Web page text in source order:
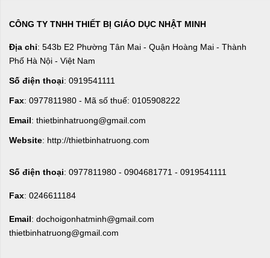
CÔNG TY TNHH THIẾT BỊ GIÁO DỤC NHẬT MINH
Địa chỉ: 543b E2 Phường Tân Mai - Quận Hoàng Mai - Thành
Phố Hà Nội - Việt Nam
Số điện thoại: 0919541111
Fax: 0977811980 - Mã số thuế: 0105908222
Email: thietbinhatruong@gmail.com
Website: http://thietbinhatruong.com
Số điện thoại: 0977811980 - 0904681771 - 0919541111
Fax: 0246611184
Email: dochoigonhatminh@gmail.com
thietbinhatruong@gmail.com